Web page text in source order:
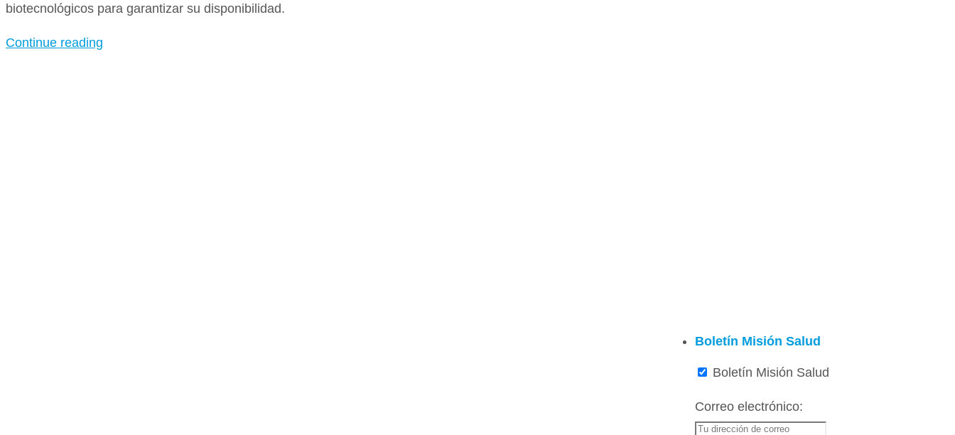
biotecnológicos para garantizar su disponibilidad.
Continue reading
Boletín Misión Salud
Boletín Misión Salud
Correo electrónico: